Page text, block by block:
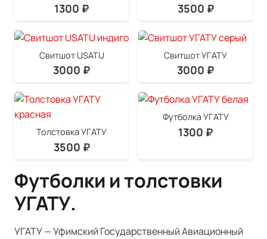
1300 ₽ 3500 ₽
Свитшот USATU
3000 ₽
Свитшот УГАТУ
3000 ₽
Толстовка УГАТУ
3500 ₽
Футболка УГАТУ
1300 ₽
Футболки и толстовки
УГАТУ.
УГАТУ — Уфимский Государственный Авиационный